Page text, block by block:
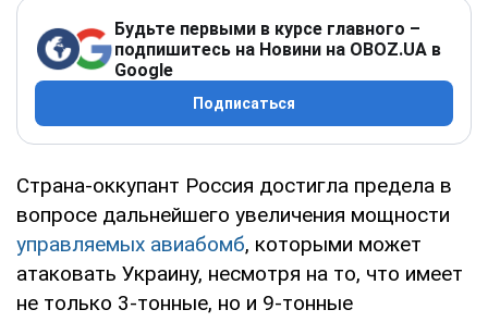
Будьте первыми в курсе главного –
подпишитесь на Новини на OBOZ.UA в
Google
Подписаться
Страна-оккупант Россия достигла предела в
вопросе дальнейшего увеличения мощности
управляемых авиабомб, которыми может
атаковать Украину, несмотря на то, что имеет
не только 3-тонные, но и 9-тонные